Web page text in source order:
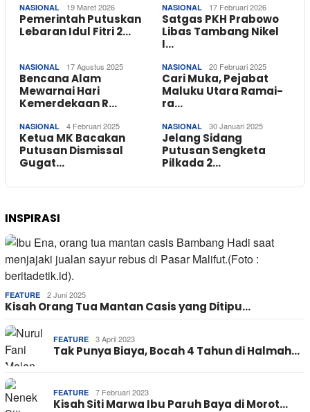
NASIONAL 19 Maret 2026
Pemerintah Putuskan
Lebaran Idul Fitri 2…
NASIONAL 17 Februari 2026
Satgas PKH Prabowo
Libas Tambang Nikel
I…
NASIONAL 17 Agustus 2025
Bencana Alam
Mewarnai Hari
Kemerdekaan R…
NASIONAL 20 Februari 2025
Cari Muka, Pejabat
Maluku Utara Ramai-
ra…
NASIONAL 4 Februari 2025
Ketua MK Bacakan
Putusan Dismissal
Gugat…
NASIONAL 30 Januari 2025
Jelang Sidang
Putusan Sengketa
Pilkada 2…
INSPIRASI
FEATURE 2 Juni 2025
Kisah Orang Tua Mantan Casis yang Ditipu…
FEATURE 3 April 2023
Tak Punya Biaya, Bocah 4 Tahun di Halmah…
FEATURE 7 Februari 2023
Kisah Siti Marwa Ibu Paruh Baya di Morot…